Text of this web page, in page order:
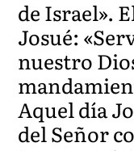
de Israel».
Josué:
nuestro
Aquel día
del Señor